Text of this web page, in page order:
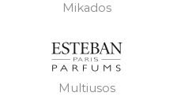
Mikados
Multiusos